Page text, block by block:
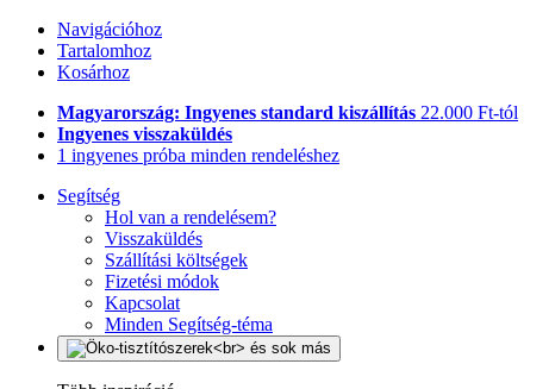
Navigációhoz
Tartalomhoz
Kosárhoz
Magyarország: Ingyenes standard kiszállítás 22.000 Ft-tól
Ingyenes visszaküldés
1 ingyenes próba minden rendeléshez
Segítség
Hol van a rendelésem?
Visszaküldés
Szállítási költségek
Fizetési módok
Kapcsolat
Minden Segítség-téma